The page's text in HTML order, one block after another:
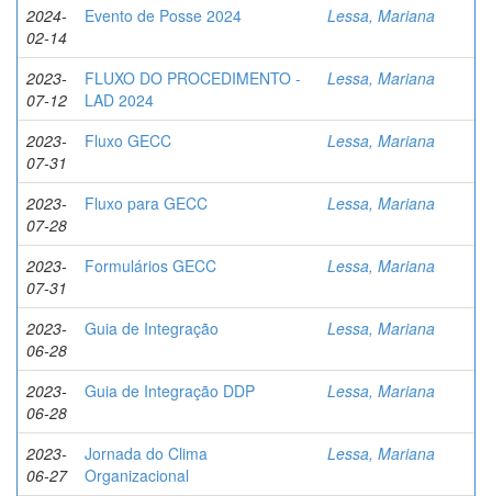
2024-
02-14
Evento de Posse 2024 Lessa, Mariana
2023-
07-12
FLUXO DO PROCEDIMENTO -
LAD 2024
Lessa, Mariana
2023-
07-31
Fluxo GECC Lessa, Mariana
2023-
07-28
Fluxo para GECC Lessa, Mariana
2023-
07-31
Formulários GECC Lessa, Mariana
2023-
06-28
Guia de Integração Lessa, Mariana
2023-
06-28
Guia de Integração DDP Lessa, Mariana
2023-
06-27
Jornada do Clima
Organizacional
Lessa, Mariana